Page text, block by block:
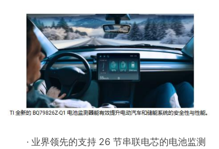
· 业界领先的支持 26 节串联电芯的电池监测